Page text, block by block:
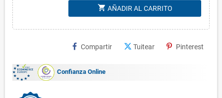
shopping_cart AÑADIR AL CARRITO
Compartir Tuitear Pinterest
Confianza Online